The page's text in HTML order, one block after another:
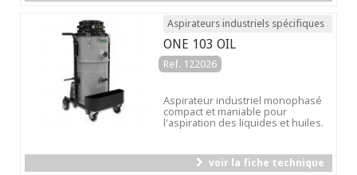
Aspirateurs industriels spécifiques
ONE 103 OIL
Ref. 122026
Aspirateur industriel monophasé
compact et maniable pour
l'aspiration des liquides et huiles.
voir la fiche technique